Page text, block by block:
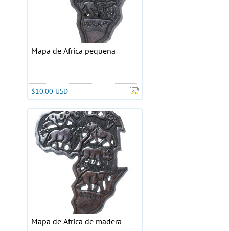
Mapa de Africa pequena
$10.00 USD
Mapa de Africa de madera